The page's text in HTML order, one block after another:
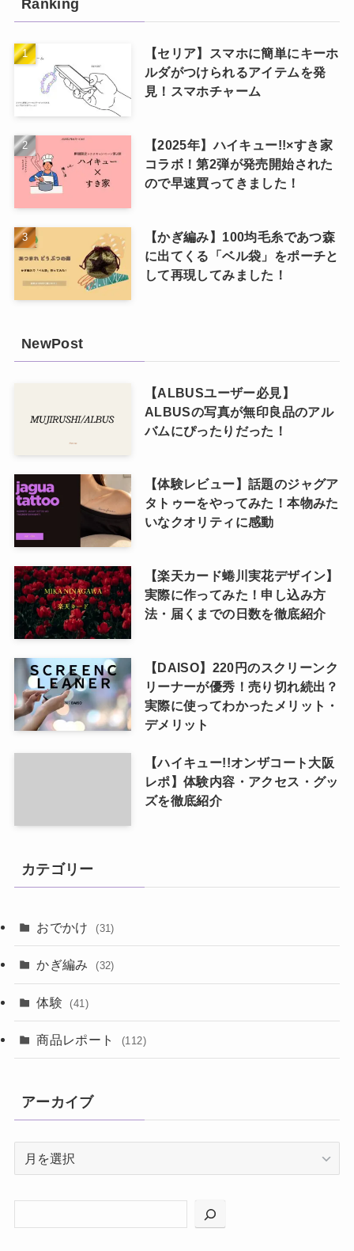
Ranking
【セリア】スマホに簡単にキーホ
ルダがつけられるアイテムを発
見！スマホチャーム
【2025年】ハイキュー!!×すき家
コラボ！第2弾が発売開始された
ので早速買ってきました！
【かぎ編み】100均毛糸であつ森
に出てくる「ベル袋」をポーチと
して再現してみました！
NewPost
【ALBUSユーザー必見】
ALBUSの写真が無印良品のアル
バムにぴったりだった！
【体験レビュー】話題のジャグア
タトゥーをやってみた！本物みた
いなクオリティに感動
【楽天カード蜷川実花デザイン】
実際に作ってみた！申し込み方
法・届くまでの日数を徹底紹介
【DAISO】220円のスクリーンク
リーナーが優秀！売り切れ続出？
実際に使ってわかったメリット・
デメリット
【ハイキュー!!オンザコート大阪
レポ】体験内容・アクセス・グッ
ズを徹底紹介
カテゴリー
おでかけ (31)
かぎ編み (32)
体験 (41)
商品レポート (112)
アーカイブ
ブ